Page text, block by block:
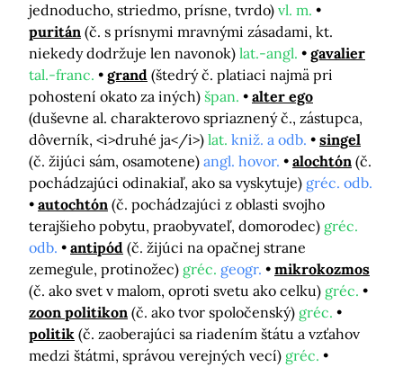
jednoducho, striedmo, prísne, tvrdo) vl. m.
puritán (č. s prísnymi mravnými zásadami, kt.
niekedy dodržuje len navonok) lat.-angl.
gavalier
tal.-franc.
grand (štedrý č. platiaci najmä pri
pohostení okato za iných) špan.
alter ego
(duševne al. charakterovo spriaznený č., zástupca,
dôverník, <i>druhé ja</i>) lat. kniž. a odb.
singel
(č. žijúci sám, osamotene) angl. hovor. alochtón (č.
pochádzajúci odinakiaľ, ako sa vyskytuje) gréc. odb.
autochtón (č. pochádzajúci z oblasti svojho
terajšieho pobytu, praobyvateľ, domorodec) gréc.
odb.
antipód (č. žijúci na opačnej strane
zemegule, protinožec) gréc. geogr.
mikrokozmos
(č. ako svet v malom, oproti svetu ako celku) gréc.
zoon politikon (č. ako tvor spoločenský) gréc.
politik (č. zaoberajúci sa riadením štátu a vzťahov
medzi štátmi, správou verejných vecí) gréc.